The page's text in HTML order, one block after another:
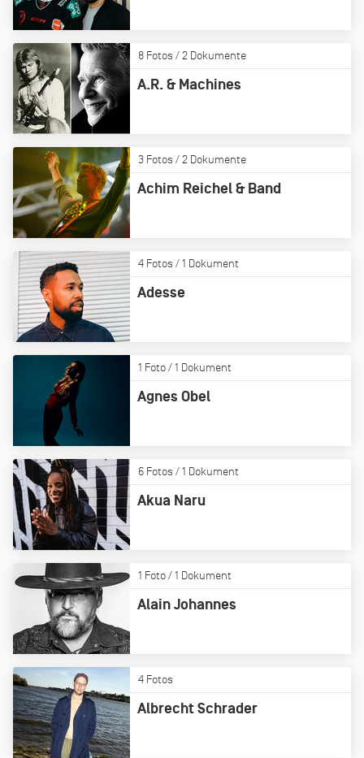
8 Fotos / 2 Dokumente
A.R. & Machines
3 Fotos / 2 Dokumente
Achim Reichel & Band
4 Fotos / 1 Dokument
Adesse
1 Foto / 1 Dokument
Agnes Obel
6 Fotos / 1 Dokument
Akua Naru
1 Foto / 1 Dokument
Alain Johannes
4 Fotos
Albrecht Schrader